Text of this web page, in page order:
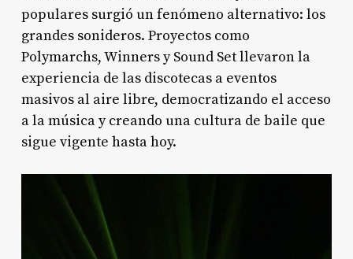
populares surgió un fenómeno alternativo: los
grandes sonideros. Proyectos como
Polymarchs, Winners y Sound Set llevaron la
experiencia de las discotecas a eventos
masivos al aire libre, democratizando el acceso
a la música y creando una cultura de baile que
sigue vigente hasta hoy.